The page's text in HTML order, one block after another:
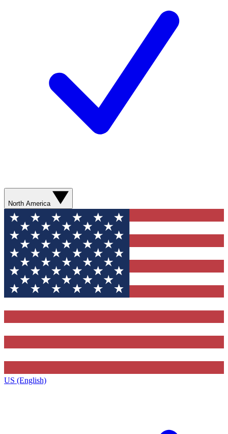
North America
US (English)